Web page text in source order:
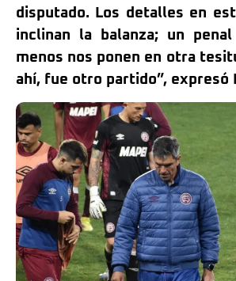
disputado. Los detalles en
inclinan la balanza; un
menos nos ponen en otra
ahí, fue otro partido”, expresó